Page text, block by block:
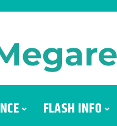
FLASH INFO